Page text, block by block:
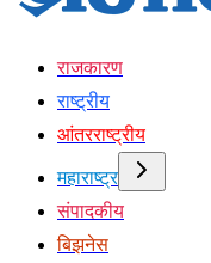
राजकारण
राष्ट्रीय
आंतरराष्ट्रीय
महाराष्ट्र
संपादकीय
बिझनेस